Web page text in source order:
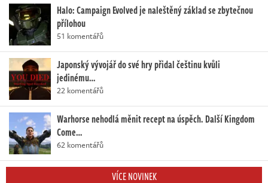
Halo: Campaign Evolved je naleštěný základ se zbytečnou
přílohou
51 komentářů
Japonský vývojář do své hry přidal češtinu kvůli
jedinému…
22 komentářů
Warhorse nehodlá měnit recept na úspěch. Další Kingdom
Come…
62 komentářů
VÍCE NOVINEK